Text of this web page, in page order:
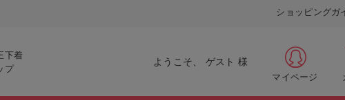
下着
プ
ようこそ、 ゲスト 様
マイページ
ショッピングガ